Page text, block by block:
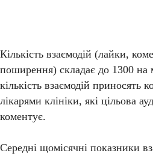
Кількість взаємодій (лайки,
поширення) складає до 1300 на
кількість взаємодій приносять
лікарями клініки, які цільова
коментує.
Середні щомісячні показники